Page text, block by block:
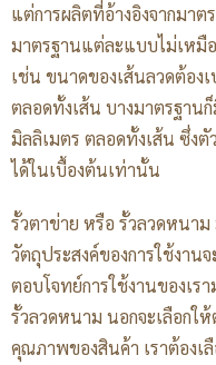
แต่การผลิตที่อ้างอิงจากมาต
มาตรฐานแต่ละแบบไม่เหมื
เช่น ขนาดของเส้นลวดต้อง
ตลอดทั้งเส้น บางมาตรฐาน
มิลลิเมตร ตลอดทั้งเส้น ซึ่ง
ได้ในเบื้องต้นเท่านั้น
รั้วตาข่าย หรือ รั้วลวดหนา
วัตถุประสงค์ของการใช้งาน
ตอบโจทย์การใช้งานของเร
รั้วลวดหนาม นอกจะเลือกใ
คุณภาพของสินค้า เราต้องเ